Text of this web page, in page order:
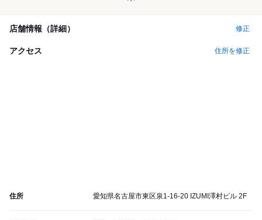
店舗情報（詳細） 修正
アクセス 住所を修正
住所 愛知県名古屋市東区泉1-16-20 IZUMI澤村ビル 2F